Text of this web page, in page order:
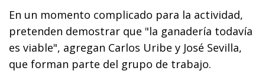
En un momento complicado para la actividad,
pretenden demostrar que "la ganadería todavía
es viable", agregan Carlos Uribe y José Sevilla,
que forman parte del grupo de trabajo.